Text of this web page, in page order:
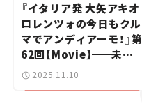
『イタリア発 大矢アキオ
ロレンツォの今日もクル
マでアンディアーモ！』第
62回【Movie】━━未知
の自動車ブランドも「カ
2025.11.10